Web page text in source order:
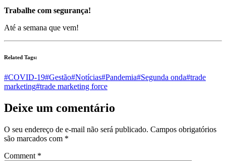
Trabalhe com segurança!
Até a semana que vem!
Related Tags:
#COVID-19#Gestão#Notícias#Pandemia#Segunda onda#trade
marketing#trade marketing force
Deixe um comentário
O seu endereço de e-mail não será publicado. Campos obrigatórios
são marcados com *
Comment *